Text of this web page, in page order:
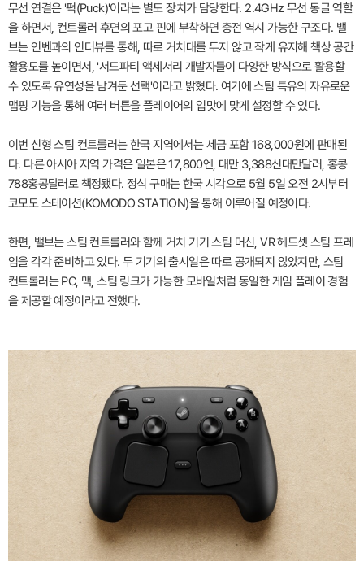
무선 연결은 '퍽(Puck)'이라는 별도 장치가 담당한다. 2.4GHz 무선 동글 역할
을 하면서, 컨트롤러 후면의 포고 핀에 부착하면 충전 역시 가능한 구조다. 밸
브는 인벤과의 인터뷰를 통해, 따로 거치대를 두지 않고 작게 유지해 책상 공간
활용도를 높이면서, '서드파티 액세서리 개발자들이 다양한 방식으로 활용할
수 있도록 유연성을 남겨둔 선택'이라고 밝혔다. 여기에 스팀 특유의 자유로운
맵핑 기능을 통해 여러 버튼을 플레이어의 입맛에 맞게 설정할 수 있다.
이번 신형 스팀 컨트롤러는 한국 지역에서는 세금 포함 168,000원에 판매된
다. 다른 아시아 지역 가격은 일본은 17,800엔, 대만 3,388신대만달러, 홍콩
788홍콩달러로 책정됐다. 정식 구매는 한국 시각으로 5월 5일 오전 2시부터
코모도 스테이션(KOMODO STATION)을 통해 이루어질 예정이다.
한편, 밸브는 스팀 컨트롤러와 함께 거치 기기 스팀 머신, VR 헤드셋 스팀 프레
임을 각각 준비하고 있다. 두 기기의 출시일은 따로 공개되지 않았지만, 스팀
컨트롤러는 PC, 맥, 스팀 링크가 가능한 모바일처럼 동일한 게임 플레이 경험
을 제공할 예정이라고 전했다.